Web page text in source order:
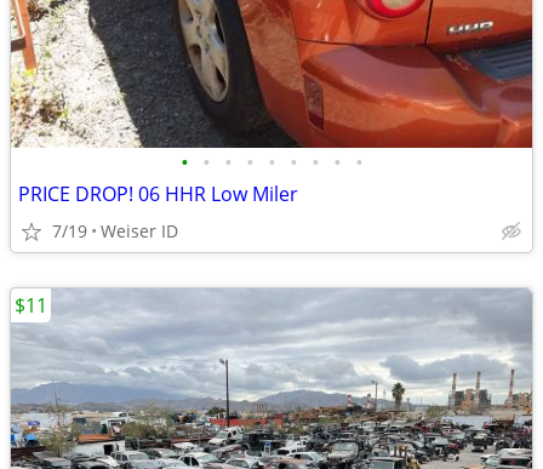
• • • • • • • • •
PRICE DROP! 06 HHR Low Miler
7/19 Weiser ID
$11